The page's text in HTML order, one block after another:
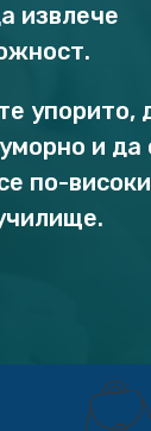
извлече
упорито,
и да
по-